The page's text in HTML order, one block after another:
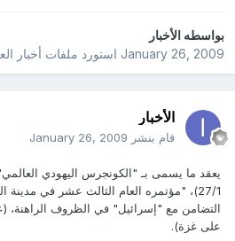
بواسطهالأخبار
January 26, 2009استورد ملفات أخبار
الأخبار
قام بنشر January 26, 2009
27/1)، "مؤتمره العام الثالث عشر في مدينة
التضامن مع "إسرائيل" في الظروف الراهنة،
على غزة).